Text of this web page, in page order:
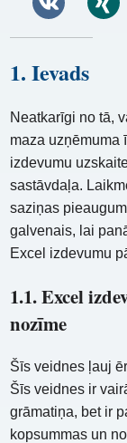
1. Ievads
Neatkarīgi no tā,
maza uzņēmuma
izdevumu
sastāvdaļa.
saziņas
galvenais, lai
Excel izdevumu
1.1. Excel
nozīme
Šīs veidnes ļauj
Šīs veidnes ir
grāmatiņa, bet ir
kopsummas un